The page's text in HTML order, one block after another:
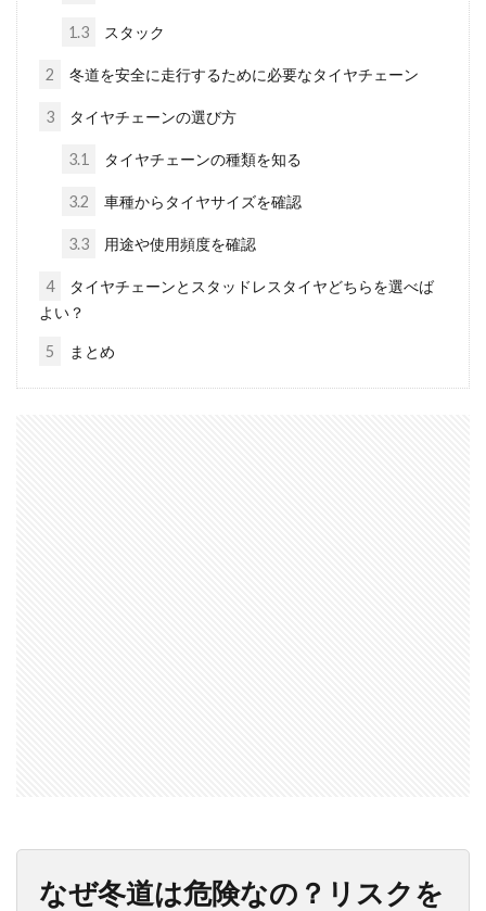
1.3 スタック
2 冬道を安全に走行するために必要なタイヤチェーン
3 タイヤチェーンの選び方
3.1 タイヤチェーンの種類を知る
3.2 車種からタイヤサイズを確認
3.3 用途や使用頻度を確認
4
タイヤチェーンとスタッドレスタイヤどちらを選べば
よい？
5 まとめ
なぜ冬道は危険なの？リスクを